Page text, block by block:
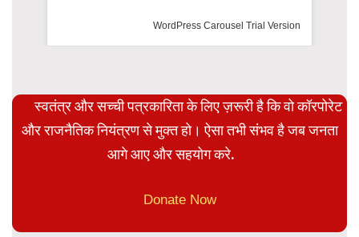
WordPress Carousel Trial Version
स्वतंत्र और सच्ची पत्रकारिता के लिए ज़रूरी है कि वो कॉरपोरेट
और राजनैतिक नियंत्रण से मुक्त हो। ऐसा तभी संभव है जब जनता
आगे आए और सहयोग करे.
Donate Now